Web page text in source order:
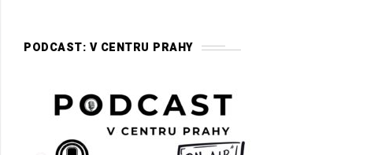
PODCAST: V CENTRU PRAHY